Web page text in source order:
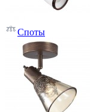
Споты